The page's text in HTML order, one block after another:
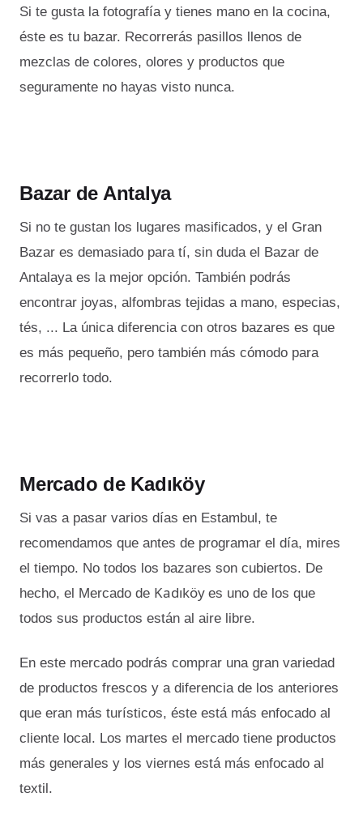
Si te gusta la fotografía y tienes mano en la cocina,
éste es tu bazar. Recorrerás pasillos llenos de
mezclas de colores, olores y productos que
seguramente no hayas visto nunca.
Bazar de Antalya
Si no te gustan los lugares masificados, y el Gran
Bazar es demasiado para tí, sin duda el Bazar de
Antalaya es la mejor opción. También podrás
encontrar joyas, alfombras tejidas a mano, especias,
tés, ... La única diferencia con otros bazares es que
es más pequeño, pero también más cómodo para
recorrerlo todo.
Mercado de Kadıköy
Si vas a pasar varios días en Estambul, te
recomendamos que antes de programar el día, mires
el tiempo. No todos los bazares son cubiertos. De
hecho, el Mercado de Kadıköy es uno de los que
todos sus productos están al aire libre.
En este mercado podrás comprar una gran variedad
de productos frescos y a diferencia de los anteriores
que eran más turísticos, éste está más enfocado al
cliente local. Los martes el mercado tiene productos
más generales y los viernes está más enfocado al
textil.